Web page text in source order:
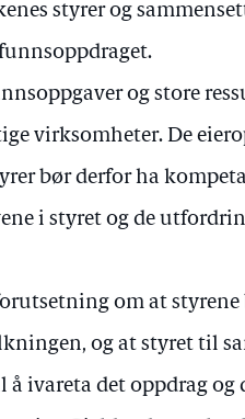
styrer og
og store
virksomheter. De
bør derfor ha
i styret og de
om at
og at styret til
ivareta det oppdrag og